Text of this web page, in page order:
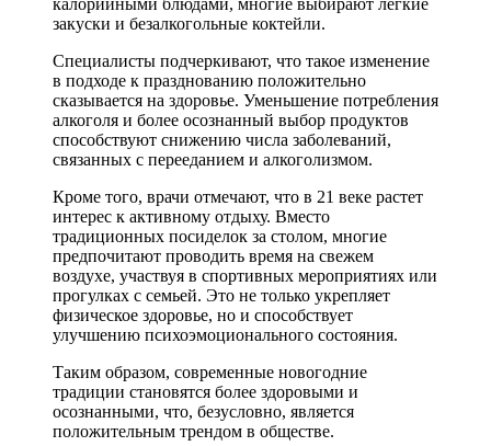
закуски и безалкогольные коктейли.
Специалисты подчеркивают, что такое изменение
в подходе к празднованию положительно
сказывается на здоровье. Уменьшение потребления
алкоголя и более осознанный выбор продуктов
способствуют снижению числа заболеваний,
связанных с перееданием и алкоголизмом.
Кроме того, врачи отмечают, что в 21 веке растет
интерес к активному отдыху. Вместо
традиционных посиделок за столом, многие
предпочитают проводить время на свежем
воздухе, участвуя в спортивных мероприятиях или
прогулках с семьей. Это не только укрепляет
физическое здоровье, но и способствует
улучшению психоэмоционального состояния.
Таким образом, современные новогодние
традиции становятся более здоровыми и
осознанными, что, безусловно, является
положительным трендом в обществе.